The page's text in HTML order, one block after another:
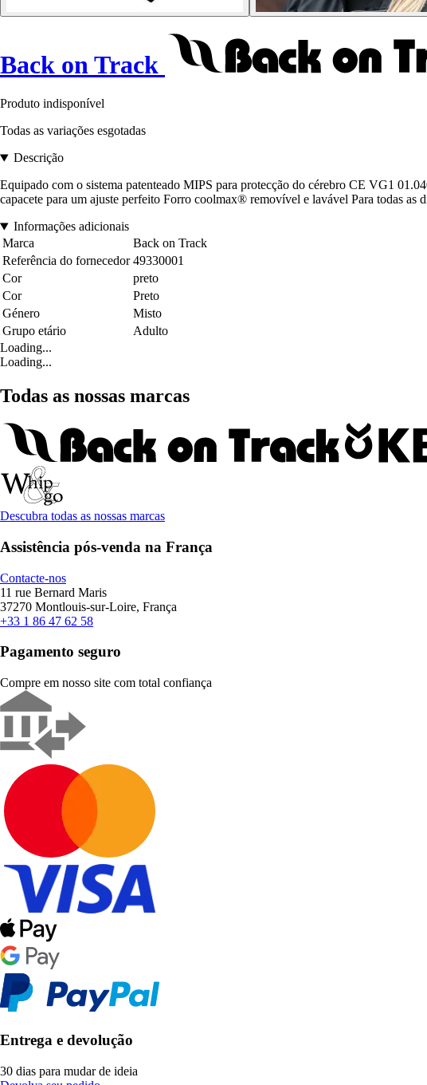
Back on Track
Produto indisponível
Todas as variações esgotadas
Descrição
Equipado com o sistema patenteado MIPS para protecção do cérebro CE VG1
capacete para um ajuste perfeito Forro coolmax® removível e lavável Para todas as
Informações adicionais
Marca
Back on Track
Referência do fornecedor 49330001
Cor
preto
Cor
Preto
Género
Misto
Grupo etário
Adulto
Loading...
Loading...
Todas as nossas marcas
Descubra todas as nossas marcas
Assistência pós-venda na França
Contacte-nos
11 rue Bernard Maris
37270 Montlouis-sur-Loire, França
+33 1 86 47 62 58
Pagamento seguro
Compre em nosso site com total confiança
Entrega e devolução
30 dias para mudar de ideia